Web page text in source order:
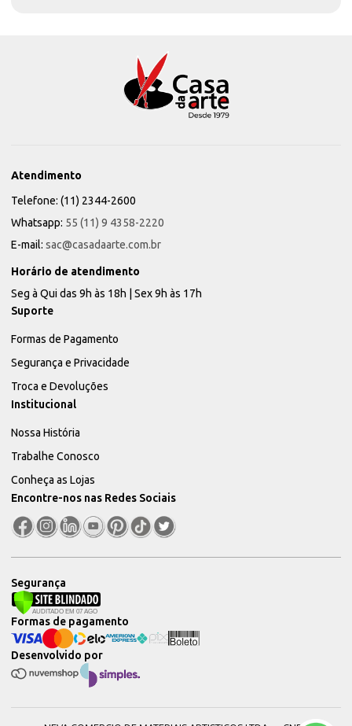
Atendimento
Telefone: (11) 2344-2600
Whatsapp: 55 (11) 9 4358-2220
E-mail: sac@casadaarte.com.br
Horário de atendimento
Seg à Qui das 9h às 18h | Sex 9h às 17h
Suporte
Formas de Pagamento
Segurança e Privacidade
Troca e Devoluções
Institucional
Nossa História
Trabalhe Conosco
Conheça as Lojas
Encontre-nos nas Redes Sociais
Segurança
Desenvolvido por
Formas de pagamento